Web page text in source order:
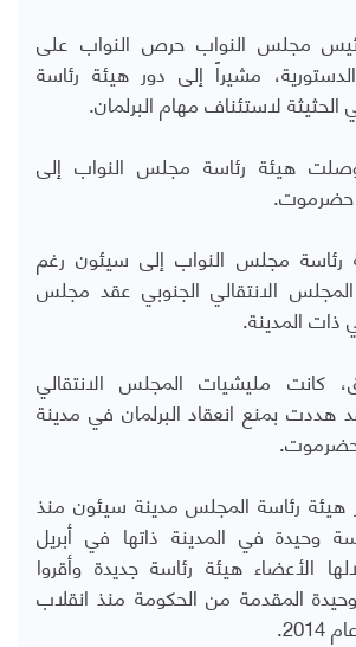
مجلس النواب حرص النواب على
مشيراً إلى دور هيئة رئاسة
لاستئناف مهام البرلمان.
وصلت هيئة رئاسة مجلس النواب إلى
حضرموت.
رئاسة مجلس النواب إلى سيئون رغم
الانتقالي الجنوبي عقد مجلس
ذات المدينة.
مليشيات المجلس الانتقالي
هددت بمنع انعقاد البرلمان في مدينة
هيئة رئاسة المجلس مدينة سيئون منذ
وحيدة في المدينة ذاتها في أبريل
الأعضاء هيئة رئاسة جديدة وأقروا
المقدمة من الحكومة منذ انقلاب